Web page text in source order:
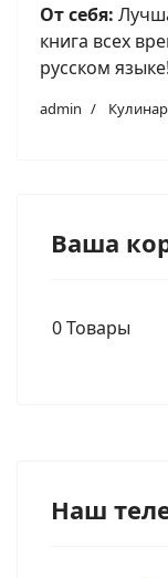
От себя:
книга всех
русском языке!
admin
Ваша
0Товары
Наш